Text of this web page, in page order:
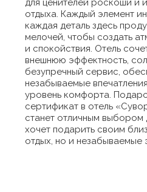
для ценителей роскоши и
отдыха. Каждый элемент
каждая деталь здесь
мелочей, чтобы создать
и спокойствия. Отель
внешнюю эффектность,
безупречный сервис,
незабываемые
уровень комфорта.
сертификат в отель
станет отличным выбором
хочет подарить своим
отдых, но и незабываемые